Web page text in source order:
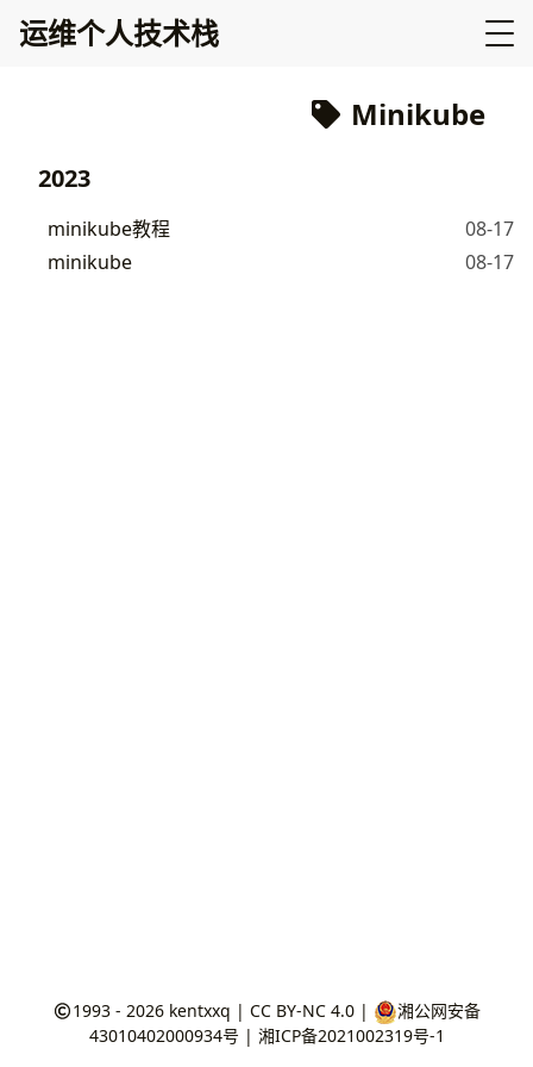
运维个人技术栈
Minikube
2023
minikube教程
08-17
minikube
08-17
1993 - 2026 kentxxq |CC BY-NC 4.0 |
湘公网安备
43010402000934号 | 湘ICP备2021002319号-1